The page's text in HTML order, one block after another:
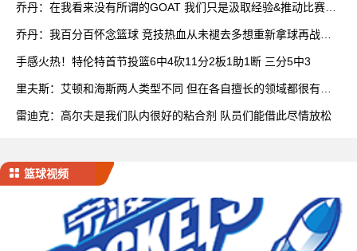
乔丹：在我看来没有所谓的GOAT 我们只是汲取经验&推动比赛发
乔丹：我百分百怀念篮球 竞技热血从未褪去多想重新拿球再战一
手感火热！特伦特首节投篮6中4砍11分2板1助1断 三分5中3
里夫斯：艾顿和海斯两人类型不同 但在各自擅长的领域都很有效
雷迪克：高尔夫是我们队内很好的粘合剂 队员们能借此尽情放松
篮球视频